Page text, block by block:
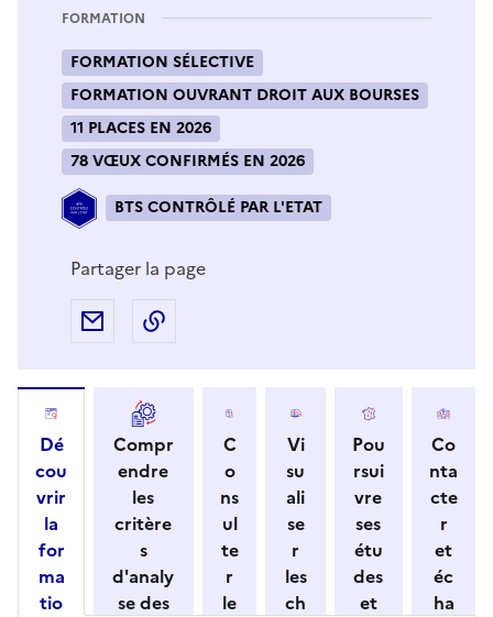
FORMATION
FORMATION SÉLECTIVE
FORMATION OUVRANT DROIT AUX BOURSES
11 PLACES EN 2026
78 VŒUX CONFIRMÉS EN 2026
BTS CONTRÔLÉ PAR L'ETAT
Partager la page
Partager par e-mail
Dé
cou
vrir
la
for
ma
tio
Compr
endre
les
critère
s
d'analy
se des
C
o
ns
ul
te
r
le
Vi
su
ali
se
r
les
ch
Pou
rsui
vre
ses
étu
des
et
Co
nta
cte
r
et
éc
ha